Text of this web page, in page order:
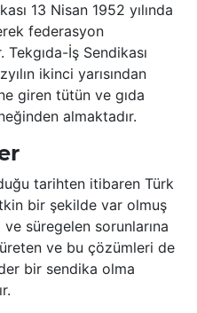
13 Nisan 1952 yılında
federasyon
İş Sendikası
ikinci yarısından
giren tütün ve gıda
almaktadır.
tarihten itibaren Türk
bir şekilde var olmuş
ve süregelen sorunlarına
ve bu çözümleri de
bir sendika olma